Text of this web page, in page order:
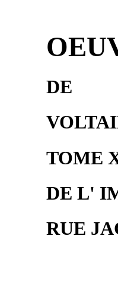
DE
TOME
DE L'
RUE